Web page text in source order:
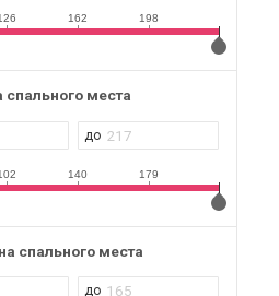
162 198
спального места
140 179
спального места